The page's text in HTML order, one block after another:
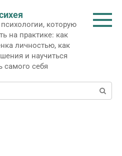
которую
на практике: как
личностью, как
и научиться
самого себя